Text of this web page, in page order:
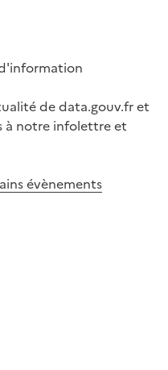
de data.gouv.fr et
à notre infolettre et
évènements